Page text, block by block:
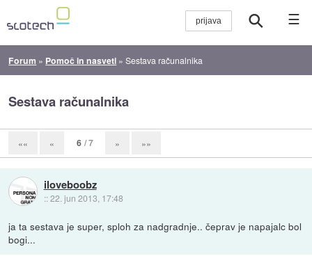
☰
Forum » Pomoč in nasveti »Sestava računalnika
Sestava računalnika
«« « 6 / 7 » »»
iloveboobz
::22. jun 2013, 17:48
ja ta sestava je super, sploh za nadgradnje.. čeprav je napajalc bol
bogi...